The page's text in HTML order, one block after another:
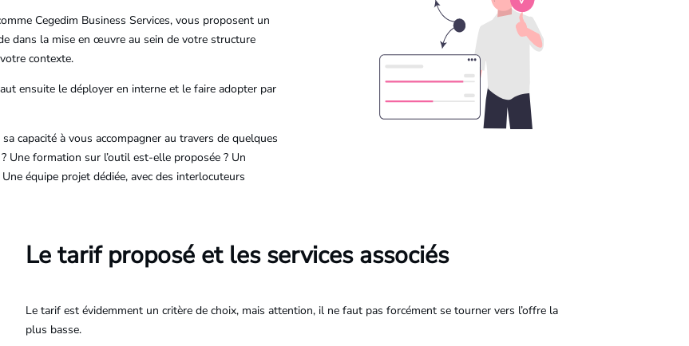
Cegedim Business Services, vous proposent un
dans la mise en œuvre au sein de votre structure
contexte.
ensuite le déployer en interne et le faire adopter par
capacité à vous accompagner au travers de quelques
Une formation sur l’outil est-elle proposée ? Un
équipe projet dédiée, avec des interlocuteurs
Le tarif proposé et les services associés
Le tarif est évidemment un critère de choix, mais attention, il ne faut pas forcément se tourner vers l’offre la
plus basse.